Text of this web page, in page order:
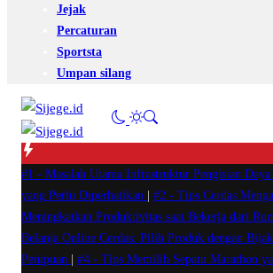
Jejak
Percaturan
Sportsta
Umpan silang
#1 - Masalah Utama Infrastruktur Pengisian
yang Perlu Diperhatikan
#2 - Tips Cerdas
Meningkatkan Produktivitas saat Bekerja dari
Belanja Online Cerdas: Pilih Produk dengan
Penipuan
#4 - Tips Memilih Sepatu Marathon